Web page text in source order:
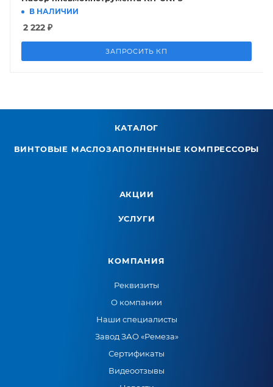
В НАЛИЧИИ
2 222 ₽
ЗАПРОСИТЬ КП
КАТАЛОГ
ВИНТОВЫЕ МАСЛОЗАПОЛНЕННЫЕ КОМПРЕССОРЫ
АКЦИИ
УСЛУГИ
КОМПАНИЯ
Реквизиты
О компании
Наши специалисты
Завод ЗАО «Ремеза»
Сертификаты
Видеоотзывы